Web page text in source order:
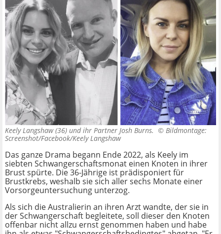
Keely Langshaw (36) und ihr Partner Josh Burns. © Bildmontage:
Screenshot/Facebook/Keely Langshaw
Das ganze Drama begann Ende 2022, als Keely im
siebten Schwangerschaftsmonat einen Knoten in ihrer
Brust spürte. Die 36-Jährige ist prädisponiert für
Brustkrebs, weshalb sie sich aller sechs Monate einer
Vorsorgeuntersuchung unterzog.
Als sich die Australierin an ihren Arzt wandte, der sie in
der Schwangerschaft begleitete, soll dieser den Knoten
offenbar nicht allzu ernst genommen haben und habe